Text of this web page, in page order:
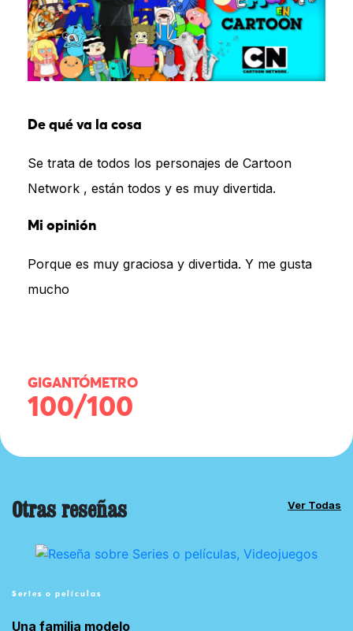
De qué va la cosa
Se trata de todos los personajes de Cartoon
Network , están todos y es muy divertida.
Mi opinión
Porque es muy graciosa y divertida. Y me gusta
mucho
GIGANTÓMETRO
100/100
Otras reseñas Ver Todas
Series o películas
Una familia modelo